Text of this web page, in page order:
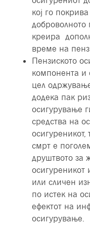
кој го
доброволното
креира
време на
Пензиското
компонента и
цел
додека пак
осигурување
средства на
осигуреникот,
смрт е
друштвото за
или сличен
по истек на
ефектот на
осигурување.